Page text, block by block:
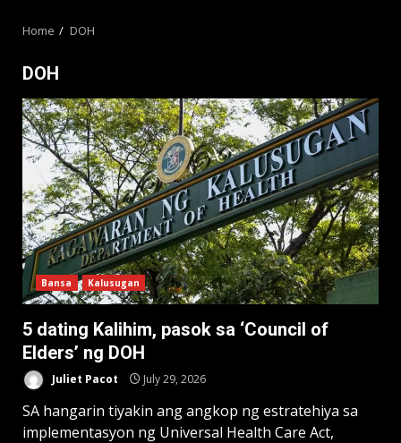
Home DOH
DOH
Bansa Kalusugan
5 dating Kalihim, pasok sa ‘Council of
Elders’ ng DOH
Juliet Pacot July 29, 2026
SA hangarin tiyakin ang angkop ng estratehiya sa
implementasyon ng Universal Health Care Act,